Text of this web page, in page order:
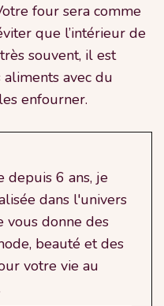
four sera comme
que l’intérieur de
souvent, il est
avec du
enfourner.
depuis 6 ans, je
dans l'univers
vous donne des
beauté et des
votre vie au